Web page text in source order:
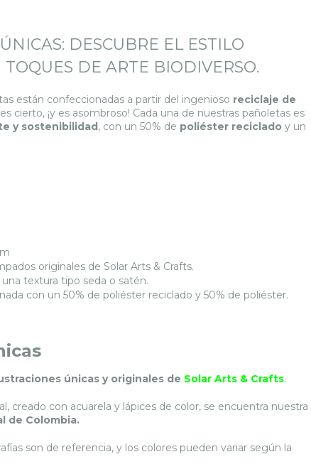
DESCUBRE EL ESTILO
DE ARTE BIODIVERSO.
están confeccionadas a partir del ingenioso reciclaje de
cierto, ¡y es asombroso! Cada una de nuestras pañoletas es
y sostenibilidad, con un 50% de poliéster reciclado y un
originales de Solar Arts & Crafts.
textura tipo seda o satén.
con un 50% de poliéster reciclado y 50% de poliéster.
únicas y originales de Solar Arts & Crafts.
creado con acuarela y lápices de color, se encuentra nuestra
de Colombia.
son de referencia, y los colores pueden variar según la